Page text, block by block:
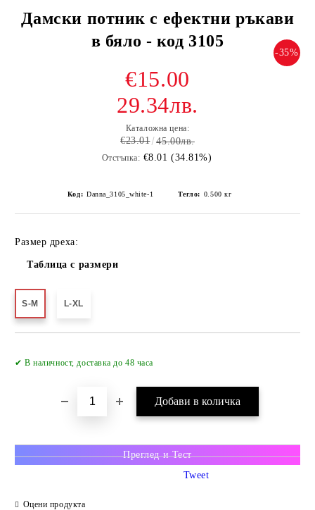
Дамски потник с ефектни ръкави
в бяло - код 3105
-35%
€15.00
29.34лв.
Каталожна цена:
€23.01 45.00лв.
Отстъпка: €8.01 (34.81%)
Код: Danna_3105_white-1 Тегло: 0.500 кг
Размер дреха:
Таблица с размери
S-M L-XL
✔ В наличност, доставка до 48 часа
Преглед и Тест
Оцени продукта
Tweet